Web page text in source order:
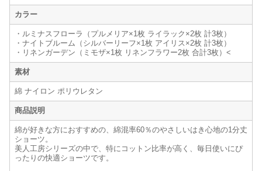
カラー
・ルミナスフローラ（プルメリア×1枚 ライラック×2枚 計3枚）
・ナイトブルーム（シルバーリーフ×1枚 アイリス×2枚 計3枚）
・リネンガーデン（ミモザ×1枚 リネンフラワー2枚 合計3枚）<
素材
綿 ナイロン ポリウレタン
商品説明
綿が好きな方におすすめの、綿混率60％のやさしいはき心地の1分丈
ショーツ。
美人工房シリーズの中で、特にコットン比率が高く、毎日使いにぴ
ったりの快適ショーツです。